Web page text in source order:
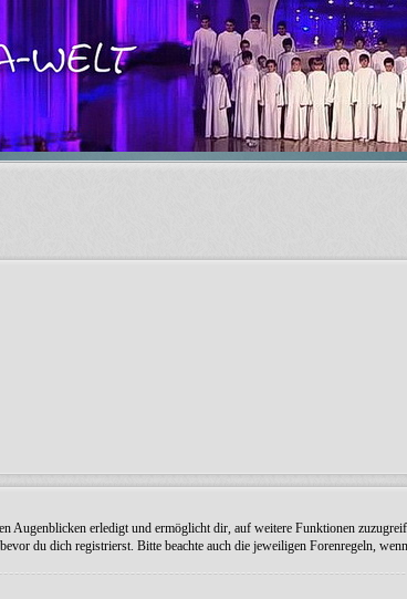
erledigt und ermöglicht dir, auf weitere Funktionen
du dich registrierst. Bitte beachte auch die jeweiligen Forenregeln,